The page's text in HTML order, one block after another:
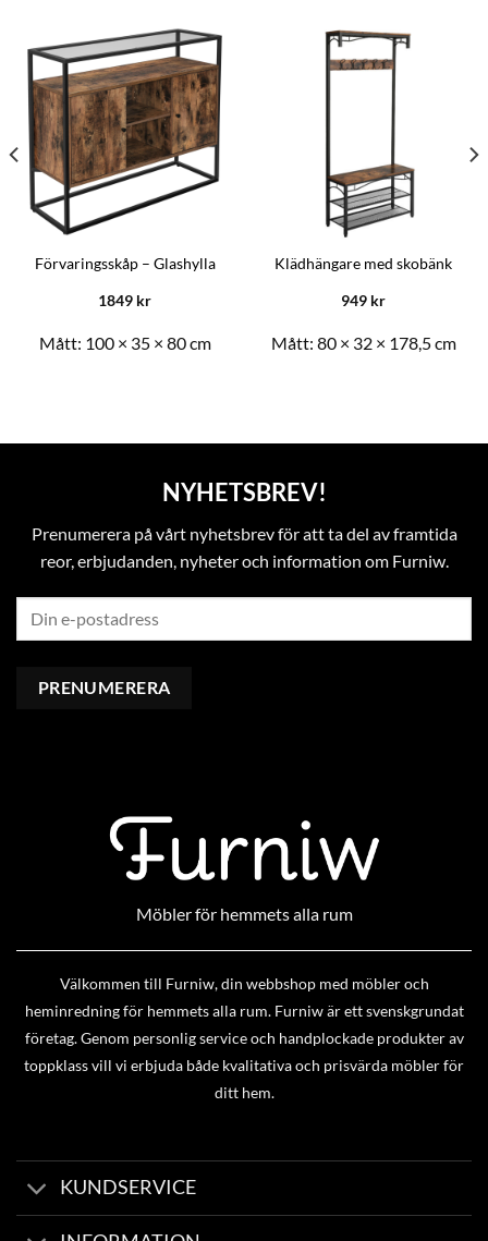
Förvaringsskåp – Glashylla
1849 kr
Mått: 100 × 35 × 80 cm
Klädhängare med skobänk
949 kr
Mått: 80 × 32 × 178,5 cm
NYHETSBREV!
Prenumerera på vårt nyhetsbrev för att ta del av framtida
reor, erbjudanden, nyheter och information om Furniw.
Möbler för hemmets alla rum
Välkommen till Furniw, din webbshop med möbler och
heminredning för hemmets alla rum. Furniw är ett svenskgrundat
företag. Genom personlig service och handplockade produkter av
toppklass vill vi erbjuda både kvalitativa och prisvärda möbler för
ditt hem.
KUNDSERVICE